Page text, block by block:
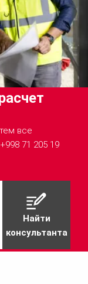
все
71 205 19
Найти
консультанта